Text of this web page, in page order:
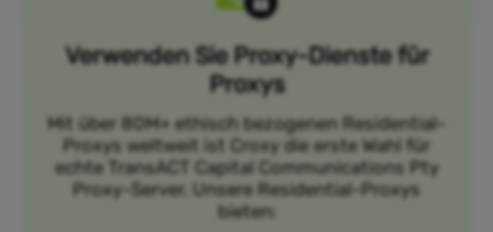
Verwenden Sie Proxy-Dienste für
Proxys
Mit über 80M+ ethisch bezogenen Residential-
Proxys weltweit ist Croxy die erste Wahl für
echte TransACT Capital Communications Pty
Proxy-Server. Unsere Residential-Proxys
bieten: